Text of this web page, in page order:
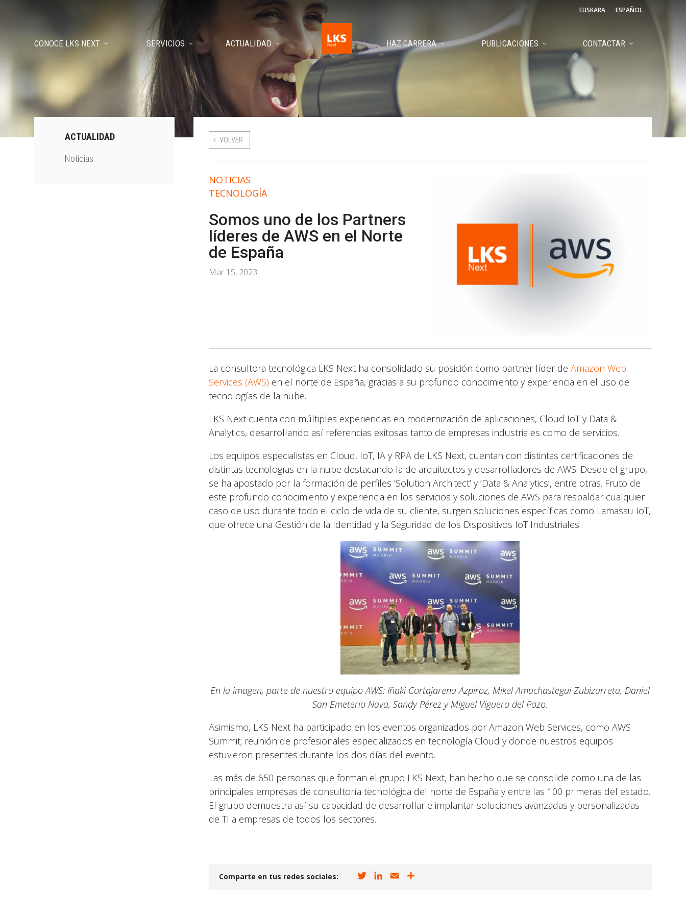
EUSKARA ESPAÑOL
CONOCE LKS NEXT SERVICIOS ACTUALIDAD HAZ CARRERA PUBLICACIONES CONTACTAR
VOLVER
NOTICIAS
TECNOLOGÍA
Somos uno de los Partners
líderes de AWS en el Norte
de España
Mar 15, 2023
La consultora tecnológica LKS Next ha consolidado su posición como partner líder de Amazon Web
Services (AWS) en el norte de España, gracias a su profundo conocimiento y experiencia en el uso de
tecnologías de la nube.
LKS Next cuenta con múltiples experiencias en modernización de aplicaciones, Cloud IoT y Data &
Analytics, desarrollando así referencias exitosas tanto de empresas industriales como de servicios.
Los equipos especialistas en Cloud, IoT, IA y RPA de LKS Next, cuentan con distintas certificaciones de
distintas tecnologías en la nube destacando la de arquitectos y desarrolladores de AWS. Desde el grupo,
se ha apostado por la formación de perfiles ‘Solution Architect’ y ‘Data & Analytics’, entre otras. Fruto de
este profundo conocimiento y experiencia en los servicios y soluciones de AWS para respaldar cualquier
caso de uso durante todo el ciclo de vida de su cliente, surgen soluciones específicas como Lamassu IoT,
que ofrece una Gestión de la Identidad y la Seguridad de los Dispositivos IoT Industriales.
En la imagen, parte de nuestro equipo AWS: Iñaki Cortajarena Azpiroz, Mikel Amuchastegui Zubizarreta, Daniel
San Emeterio Nava, Sandy Pérez y Miguel Viguera del Pozo.
Asimismo, LKS Next ha participado en los eventos organizados por Amazon Web Services, como AWS
Summit; reunión de profesionales especializados en tecnología Cloud y donde nuestros equipos
estuvieron presentes durante los dos días del evento.
Las más de 650 personas que forman el grupo LKS Next, han hecho que se consolide como una de las
principales empresas de consultoría tecnológica del norte de España y entre las 100 primeras del estado.
El grupo demuestra así su capacidad de desarrollar e implantar soluciones avanzadas y personalizadas
de TI a empresas de todos los sectores.
Comparte en tus redes sociales:
ACTUALIDAD
Noticias